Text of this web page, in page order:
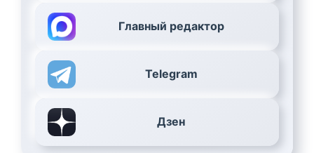
Главный редактор
Telegram
Дзен